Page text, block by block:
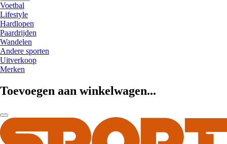
Voetbal
Lifestyle
Hardlopen
Paardrijden
Wandelen
Andere sporten
Uitverkoop
Merken
Toevoegen aan winkelwagen...